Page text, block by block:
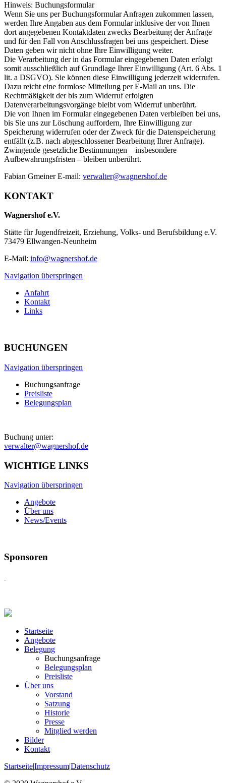
Hinweis: Buchungsformular
Wenn Sie uns per Buchungsformular Anfragen zukommen lassen,
werden Ihre Angaben aus dem Formular inklusive der von Ihnen
dort angegebenen Kontaktdaten zwecks Bearbeitung der Anfrage
und für den Fall von Anschlussfragen bei uns gespeichert. Diese
Daten geben wir nicht ohne Ihre Einwilligung weiter.
Die Verarbeitung der in das Formular eingegebenen Daten erfolgt
somit ausschließlich auf Grundlage Ihrer Einwilligung (Art. 6 Abs. 1
lit. a DSGVO). Sie können diese Einwilligung jederzeit widerrufen.
Dazu reicht eine formlose Mitteilung per E-Mail an uns. Die
Rechtmäßigkeit der bis zum Widerruf erfolgten
Datenverarbeitungsvorgänge bleibt vom Widerruf unberührt.
Die von Ihnen im Formular eingegebenen Daten verbleiben bei uns,
bis Sie uns zur Löschung auffordern, Ihre Einwilligung zur
Speicherung widerrufen oder der Zweck für die Datenspeicherung
entfällt (z.B. nach abgeschlossener Bearbeitung Ihrer Anfrage).
Zwingende gesetzliche Bestimmungen – insbesondere
Aufbewahrungsfristen – bleiben unberührt.
Fabian Gmeiner E-mail: verwalter@wagnershof.de
KONTAKT
Wagnershof e.V.
Stätte für Jugendfreizeit, Erziehung, Volks- und Berufsbildung e.V.
73479 Ellwangen-Neunheim
E-Mail: info@wagnershof.de
Navigation überspringen
Anfahrt
Kontakt
Links
BUCHUNGEN
Navigation überspringen
Buchungsanfrage
Preisliste
Belegungsplan
Buchung unter:
verwalter@wagnershof.de
WICHTIGE LINKS
Navigation überspringen
Angebote
Über uns
News/Events
Sponsoren
Startseite
Angebote
Belegung
Buchungsanfrage
Belegungsplan
Preisliste
Über uns
Vorstand
Satzung
Historie
Presse
Mitglied werden
Bilder
Kontakt
Startseite|Impressum|Datenschutz